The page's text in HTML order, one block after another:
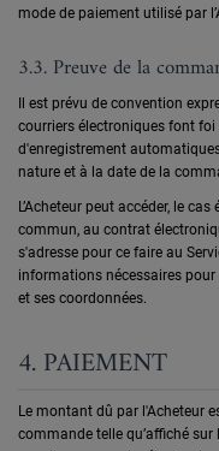
mode de paiement utilisé par
3.3. Preuve de la
Il est prévu de convention
courriers électroniques font foi
d'enregistrement
nature et à la date de la
L’Acheteur peut accéder, le
commun, au contrat
s'adresse pour ce faire au
informations nécessaires
et ses coordonnées.
4. PAIEMENT
Le montant dû par l'Acheteur
commande telle qu’affiché